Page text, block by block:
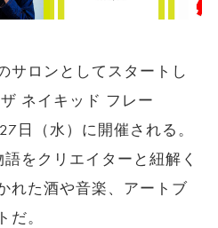
サロンとしてスタートし
ネイキッド フレー
日（水）に開催される。
をクリエイターと紐解く
れた酒や音楽、アートブ
だ。